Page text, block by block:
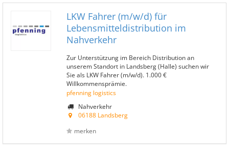
LKW Fahrer (m/w/d) für
Lebensmitteldistribution im
Nahverkehr
Zur Unterstützung im Bereich Distribution an
unserem Standort in Landsberg (Halle) suchen wir
Sie als LKW Fahrer (m/w/d). 1.000 €
Willkommensprämie.
pfenning logistics
Nahverkehr
06188 Landsberg
merken